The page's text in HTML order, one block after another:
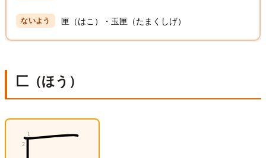
匣（はこ）・玉匣（たまくしげ）
匚（ほう）